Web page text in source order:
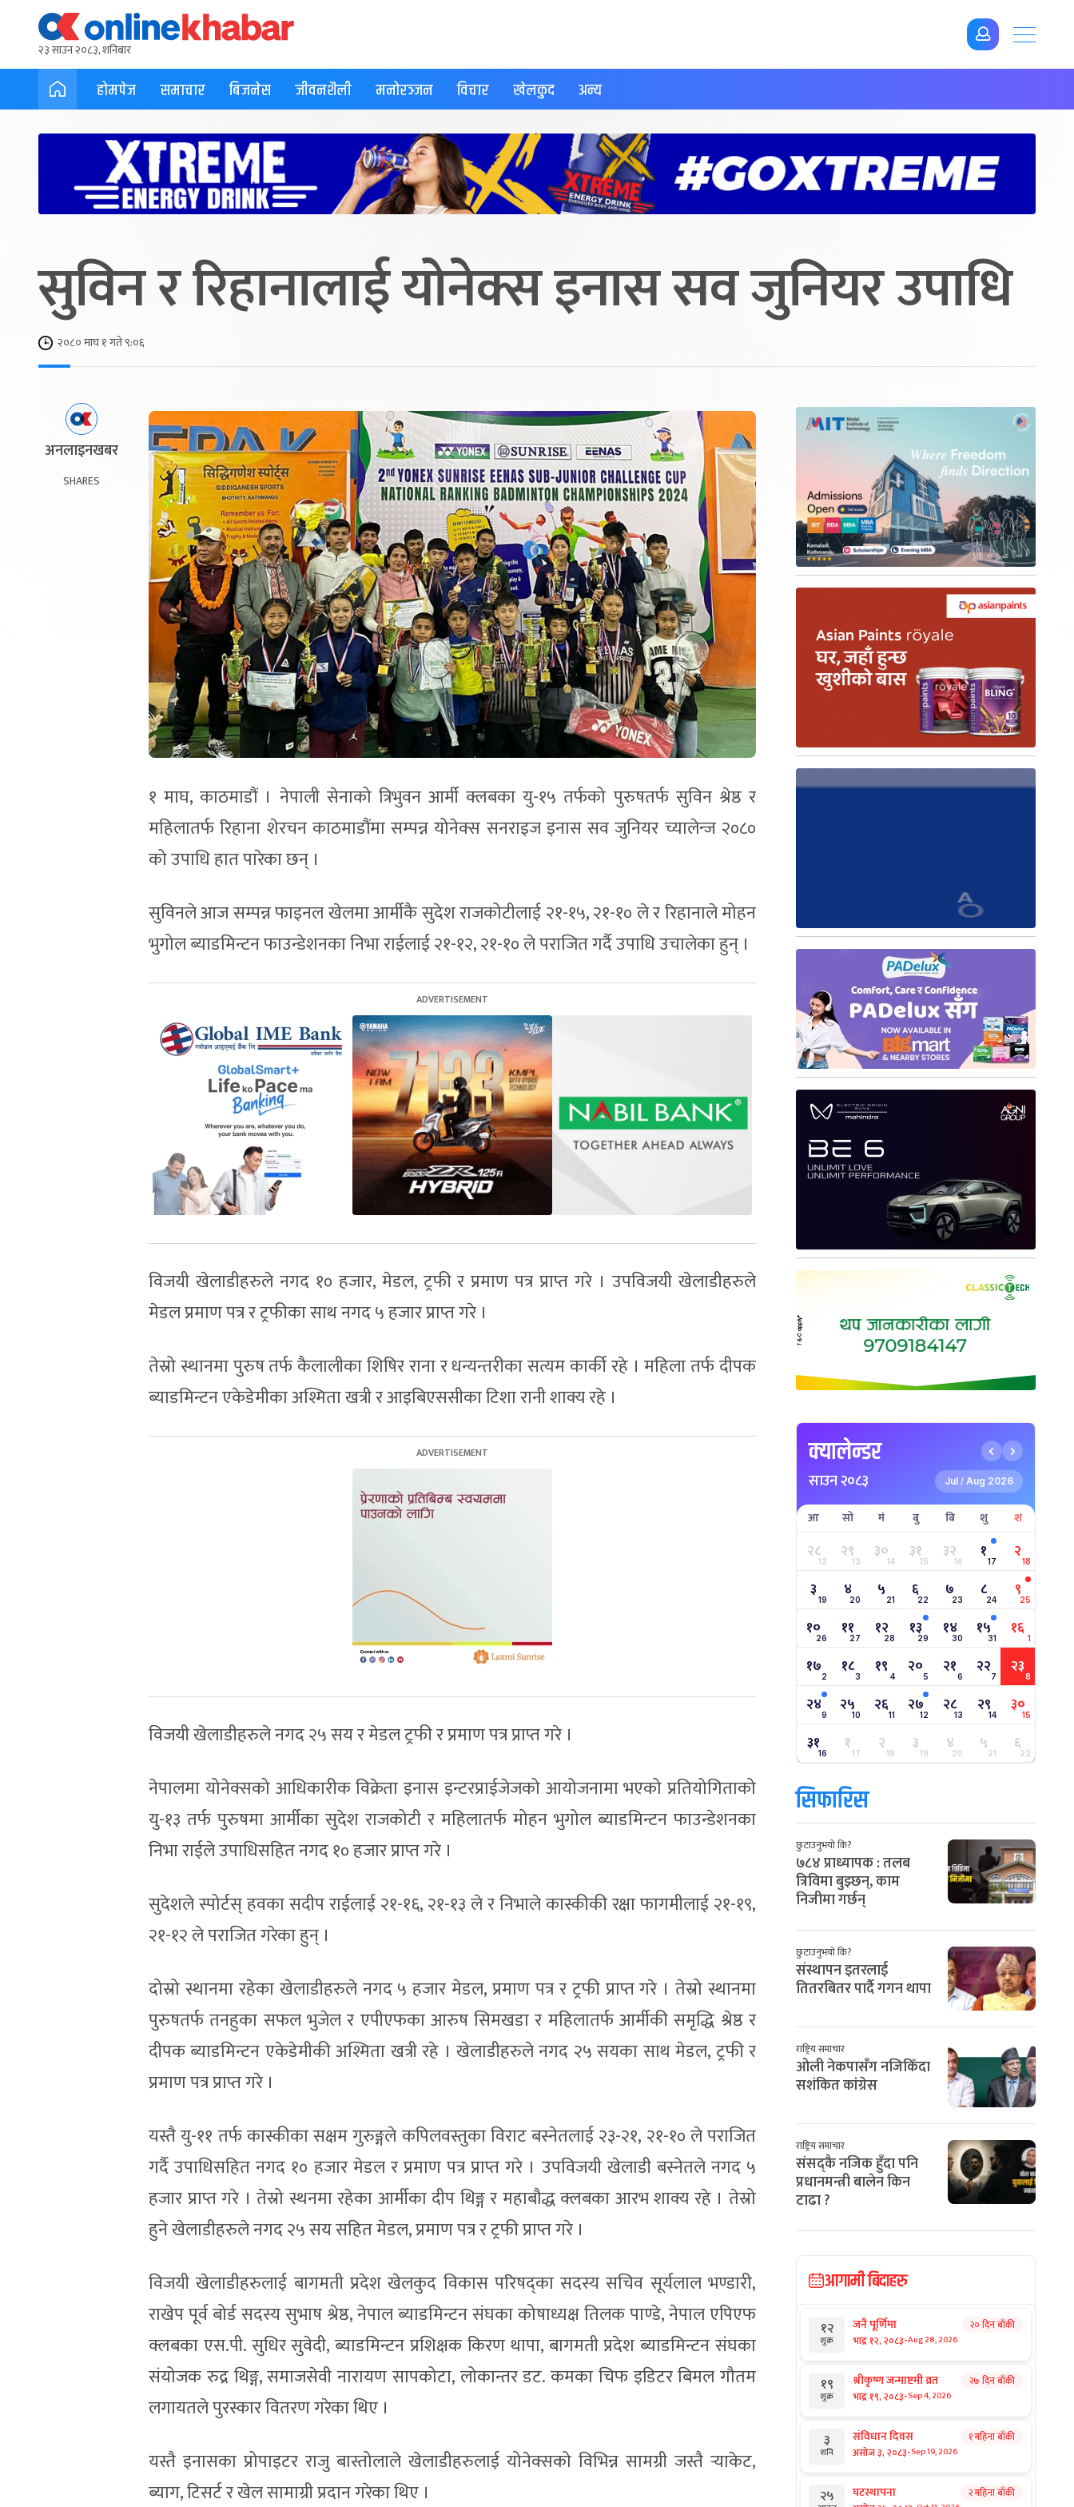
२३ साउन २०८३, शनिबार
होमपेज समाचार बिजनेस जीवनशैली मनोरञ्जन विचार खेलकुद अन्य
सुविन र रिहानालाई योनेक्स इनास सव जुनियर उपाधि
२०८० माघ १ गते ९:०६
अनलाइनखबर
SHARES
१ माघ, काठमाडौं । नेपाली सेनाको त्रिभुवन आर्मी क्लबका यु-१५ तर्फको पुरुषतर्फ सुविन श्रेष्ठ र
महिलातर्फ रिहाना शेरचन काठमाडौंमा सम्पन्न योनेक्स सनराइज इनास सव जुनियर च्यालेन्ज २०८०
को उपाधि हात पारेका छन् ।
सुविनले आज सम्पन्न फाइनल खेलमा आर्मीकै सुदेश राजकोटीलाई २१-१५, २१-१० ले र रिहानाले मोहन
भुगोल ब्याडमिन्टन फाउन्डेशनका निभा राईलाई २१-१२, २१-१० ले पराजित गर्दै उपाधि उचालेका हुन् ।
विजयी खेलाडीहरुले नगद १० हजार, मेडल, ट्रफी र प्रमाण पत्र प्राप्त गरे । उपविजयी खेलाडीहरुले
मेडल प्रमाण पत्र र ट्रफीका साथ नगद ५ हजार प्राप्त गरे ।
तेस्रो स्थानमा पुरुष तर्फ कैलालीका शिषिर राना र धन्यन्तरीका सत्यम कार्की रहे । महिला तर्फ दीपक
ब्याडमिन्टन एकेडेमीका अश्मिता खत्री र आइबिएससीका टिशा रानी शाक्य रहे ।
विजयी खेलाडीहरुले नगद २५ सय र मेडल ट्रफी र प्रमाण पत्र प्राप्त गरे ।
नेपालमा योनेक्सको आधिकारीक विक्रेता इनास इन्टरप्राईजेजको आयोजनामा भएको प्रतियोगिताको
यु-१३ तर्फ पुरुषमा आर्मीका सुदेश राजकोटी र महिलातर्फ मोहन भुगोल ब्याडमिन्टन फाउन्डेशनका
निभा राईले उपाधिसहित नगद १० हजार प्राप्त गरे ।
सुदेशले स्पोर्टस् हवका सदीप राईलाई २१-१६, २१-१३ ले र निभाले कास्कीकी रक्षा फागमीलाई २१-१९,
२१-१२ ले पराजित गरेका हुन् ।
दोस्रो स्थानमा रहेका खेलाडीहरुले नगद ५ हजार मेडल, प्रमाण पत्र र ट्रफी प्राप्त गरे । तेस्रो स्थानमा
पुरुषतर्फ तनहुका सफल भुजेल र एपीएफका आरुष सिमखडा र महिलातर्फ आर्मीकी समृद्धि श्रेष्ठ र
दीपक ब्याडमिन्टन एकेडेमीकी अश्मिता खत्री रहे । खेलाडीहरुले नगद २५ सयका साथ मेडल, ट्रफी र
प्रमाण पत्र प्राप्त गरे ।
यस्तै यु-११ तर्फ कास्कीका सक्षम गुरुङ्गले कपिलवस्तुका विराट बस्नेतलाई २३-२१, २१-१० ले पराजित
गर्दै उपाधिसहित नगद १० हजार मेडल र प्रमाण पत्र प्राप्त गरे । उपविजयी खेलाडी बस्नेतले नगद ५
हजार प्राप्त गरे । तेस्रो स्थनमा रहेका आर्मीका दीप थिङ्ग र महाबौद्ध क्लबका आरभ शाक्य रहे । तेस्रो
हुने खेलाडीहरुले नगद २५ सय सहित मेडल, प्रमाण पत्र र ट्रफी प्राप्त गरे ।
विजयी खेलाडीहरुलाई बागमती प्रदेश खेलकुद विकास परिषद्का सदस्य सचिव सूर्यलाल भण्डारी,
राखेप पूर्व बोर्ड सदस्य सुभाष श्रेष्ठ, नेपाल ब्याडमिन्टन संघका कोषाध्यक्ष तिलक पाण्डे, नेपाल एपिएफ
क्लबका एस.पी. सुधिर सुवेदी, ब्याडमिन्टन प्रशिक्षक किरण थापा, बागमती प्रदेश ब्याडमिन्टन संघका
संयोजक रुद्र थिङ्ग, समाजसेवी नारायण सापकोटा, लोकान्तर डट. कमका चिफ इडिटर बिमल गौतम
लगायतले पुरस्कार वितरण गरेका थिए ।
यस्तै इनासका प्रोपाइटर राजु बास्तोलाले खेलाडीहरुलाई योनेक्सको विभिन्न सामग्री जस्तै र्‍याकेट,
ब्याग, टिसर्ट र खेल सामाग्री प्रदान गरेका थिए ।
क्यालेन्डर
साउन २०८३ Jul / Aug 2026
आ सो मं बु बि शु श
२८12 २९13 ३०14 ३१15 ३२16 १17 २18
३ 19 ४20 ५ 21 ६22 ७23 ८24 ९25
१०26 ११27 १२28 १३29 १४30 १५31 १६ 1
१७2 १८3 १९ 4 २०5 २१6 २२7 २३8
२४9 २५10 २६11 २७12 २८13 २९14 ३०15
३१16 १17 २18 ३19 ४20 ५21 ६22
सिफारिस
छुटाउनुभयो कि?
७८४ प्राध्यापक : तलब
त्रिविमा बुझ्छन्, काम
निजीमा गर्छन्
छुटाउनुभयो कि?
संस्थापन इतरलाई
तितरबितर पार्दै गगन थापा
राष्ट्रिय समाचार
ओली नेकपासँग नजिकिँदा
सशंकित कांग्रेस
राष्ट्रिय समाचार
संसद्कै नजिक हुँदा पनि
प्रधानमन्त्री बालेन किन
टाढा ?
आगामी बिदाहरु
१२
शुक्र
जनै पूर्णिमा
भाद्र १२, २०८३-Aug 28, 2026
२० दिन बाँकी
१९
शुक्र
श्रीकृष्ण जन्माष्टमी व्रत
भाद्र १९, २०८३-Sep 4, 2026
२७ दिन बाँकी
३
शनि
संविधान दिवस
असोज ३, २०८३-Sep 19, 2026
१ महिना बाँकी
२५ घटस्थापना २ महिना बाँकी